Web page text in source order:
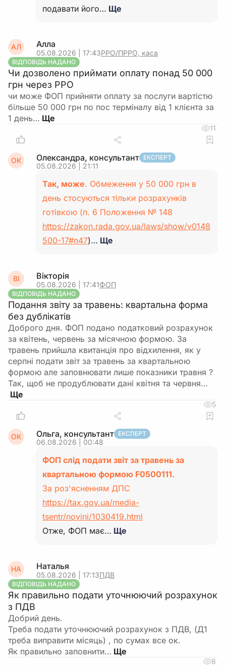
подавати його… Ще
АЛ Алла
05.08.2026 | 17:43РРО/ПРРО, каса
ВІДПОВІДЬ НАДАНО
Чи дозволено приймати оплату понад 50 000
грн через РРО
чи може ФОП прийняти оплату за послуги вартістю
більше 50 000 грн по пос терміналу від 1 клієнта за
1 день…
11
ОК Олександра, консультант ЕКСПЕРТ
05.08.2026 | 21:11
Так, може. Обмеження у 50 000 грн в
день стосуються тільки розрахунків
готівкою (п. 6 Положення № 148
https://zakon.rada.gov.ua/laws/show/v0148
500-17#n47)… Ще
ВІ Вікторія
05.08.2026 | 17:41ФОП
ВІДПОВІДЬ НАДАНО
Подання звіту за травень: квартальна форма
без дублікатів
Доброго дня. ФОП подано податковий розрахунок
за квітень, червень за місячною формою. За
травень прийшла квитанція про відхилення, як у
серпні подати звіт за травень за квартальною
формою але заповнювати лише показники травня ?
Так, щоб не продублювати дані квітня та червня…
5
ОК Ольга, консультант ЕКСПЕРТ
06.08.2026 | 00:48
ФОП слід подати звіт за травень за
квартальною формою F0500111.
За роз'ясненням ДПС
https://tax.gov.ua/media-
tsentr/novini/1030419.html
Отже, ФОП має… Ще
НА Наталья
05.08.2026 | 17:13ПДВ
ВІДПОВІДЬ НАДАНО
Як правильно подати уточнюючий розрахунок
з ПДВ
Добрий день.
Треба подати уточнюючий розрахунок з ПДВ, (Д1
треба виправити місяць) , по сумах все ок.
Як правильно заповнити…
8